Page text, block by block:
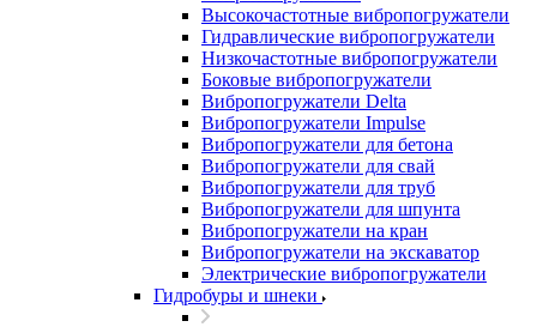
Высокочастотные вибропогружатели
Гидравлические вибропогружатели
Низкочастотные вибропогружатели
Боковые вибропогружатели
Вибропогружатели Delta
Вибропогружатели Impulse
Вибропогружатели для бетона
Вибропогружатели для свай
Вибропогружатели для труб
Вибропогружатели для шпунта
Вибропогружатели на кран
Вибропогружатели на экскаватор
Электрические вибропогружатели
Гидробуры и шнеки